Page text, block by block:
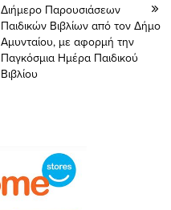
Διήμερο Παρουσιάσεων
Παιδικών Βιβλίων από τον Δήμο
Αμυνταίου, με αφορμή την
Παγκόσμια Ημέρα Παιδικού
Βιβλίου